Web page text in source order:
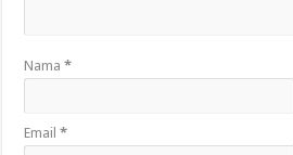
Nama*
Email*